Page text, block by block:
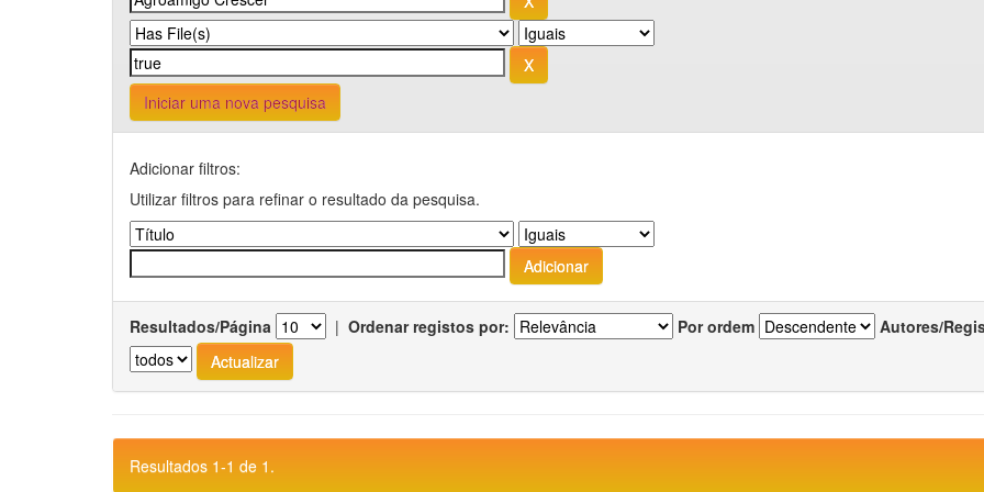
Iniciar uma nova pesquisa
Adicionar filtros:
Utilizar filtros para refinar o resultado da pesquisa.
Resultados/Página | Ordenar registos por: Por ordem Autores/
Resultados 1-1 de 1.